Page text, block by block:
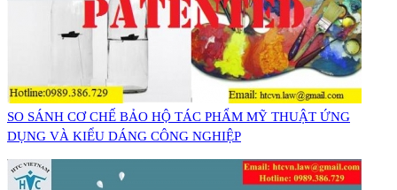
SO SÁNH CƠ CHẾ BẢO HỘ TÁC PHẨM MỸ THUẬT ỨNG
DỤNG VÀ KIỂU DÁNG CÔNG NGHIỆP